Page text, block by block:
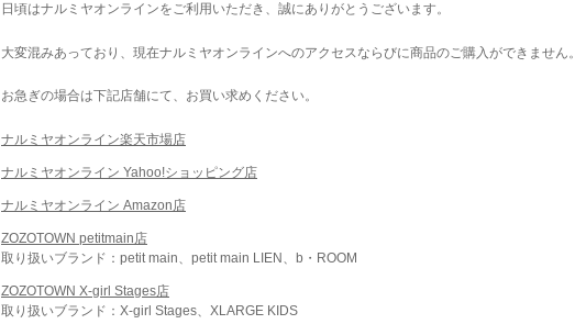
日頃はナルミヤオンラインをご利用いただき、誠にありがとうございます。
大変混みあっており、現在ナルミヤオンラインへのアクセスならびに商品のご購入ができません。
お急ぎの場合は下記店舗にて、お買い求めください。
ナルミヤオンライン楽天市場店
ナルミヤオンライン Yahoo!ショッピング店
ナルミヤオンライン Amazon店
ZOZOTOWN petitmain店
取り扱いブランド：petit main、petit main LIEN、b・ROOM
ZOZOTOWN X-girl Stages店
取り扱いブランド：X-girl Stages、XLARGE KIDS